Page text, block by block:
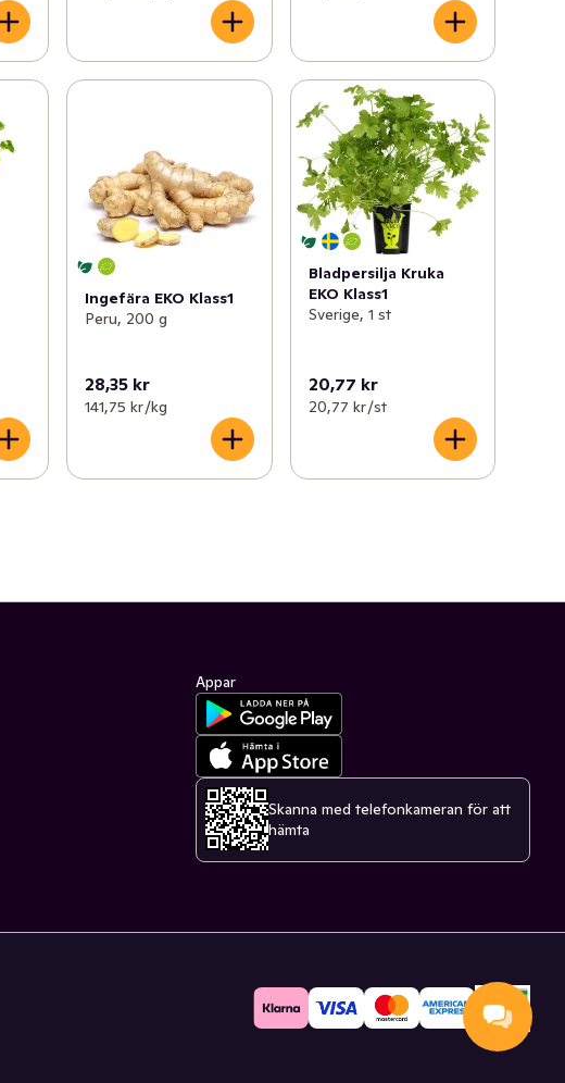
Ingefära EKO Klass1
Peru, 200 g
28,35 kr
141,75 kr /kg
Bladpersilja Kruka
EKO Klass1
Sverige, 1 st
20,77 kr
20,77 kr /st
Appar
Skanna med telefonkameran för att
hämta